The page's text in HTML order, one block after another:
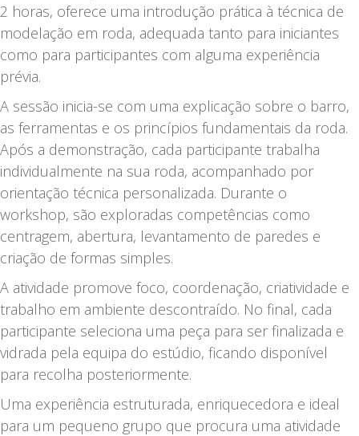
2 horas, oferece uma introdução prática à técnica de
modelação em roda, adequada tanto para iniciantes
como para participantes com alguma experiência
prévia.
A sessão inicia-se com uma explicação sobre o barro,
as ferramentas e os princípios fundamentais da roda.
Após a demonstração, cada participante trabalha
individualmente na sua roda, acompanhado por
orientação técnica personalizada. Durante o
workshop, são exploradas competências como
centragem, abertura, levantamento de paredes e
criação de formas simples.
A atividade promove foco, coordenação, criatividade e
trabalho em ambiente descontraído. No final, cada
participante seleciona uma peça para ser finalizada e
vidrada pela equipa do estúdio, ficando disponível
para recolha posteriormente.
Uma experiência estruturada, enriquecedora e ideal
para um pequeno grupo que procura uma atividade